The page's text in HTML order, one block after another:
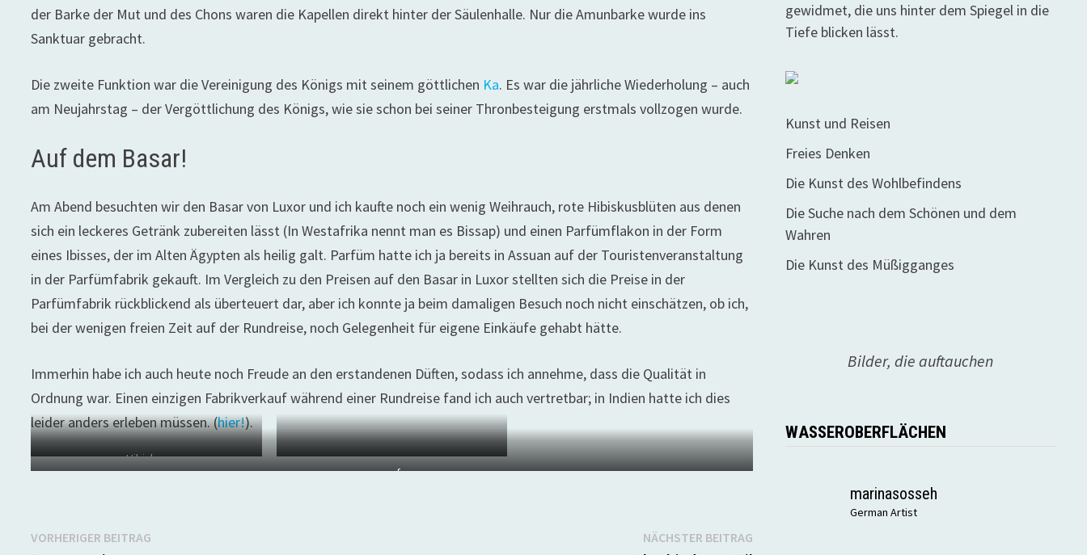
der Barke der Mut und des Chons waren die Kapellen direkt hinter der Säulenhalle. Nur die Amunbarke wurde ins
Sanktuar gebracht.
Die zweite Funktion war die Vereinigung des Königs mit seinem göttlichen Ka. Es war die jährliche Wiederholung – auch
am Neujahrstag – der Vergöttlichung des Königs, wie sie schon bei seiner Thronbesteigung erstmals vollzogen wurde.
Auf dem Basar!
Am Abend besuchten wir den Basar von Luxor und ich kaufte noch ein wenig Weihrauch, rote Hibiskusblüten aus denen
sich ein leckeres Getränk zubereiten lässt (In Westafrika nennt man es Bissap) und einen Parfümflakon in der Form
eines Ibisses, der im Alten Ägypten als heilig galt. Parfüm hatte ich ja bereits in Assuan auf der Touristenveranstaltung
in der Parfümfabrik gekauft. Im Vergleich zu den Preisen auf den Basar in Luxor stellten sich die Preise in der
Parfümfabrik rückblickend als überteuert dar, aber ich konnte ja beim damaligen Besuch noch nicht einschätzen, ob ich,
bei der wenigen freien Zeit auf der Rundreise, noch Gelegenheit für eigene Einkäufe gehabt hätte.
Immerhin habe ich auch heute noch Freude an den erstandenen Düften, sodass ich annehme, dass die Qualität in
Ordnung war. Einen einzigen Fabrikverkauf während einer Rundreise fand ich auch vertretbar; in Indien hatte ich dies
leider anders erleben müssen. (hier!).
Hibiskus
cof
Beitragsnavigation
VORHERIGER BEITRAG NÄCHSTER BEITRAGNächster
gewidmet, die uns hinter dem Spiegel in die
Tiefe blicken lässt.
Kunst und Reisen
Freies Denken
Die Kunst des Wohlbefindens
Die Suche nach dem Schönen und dem
Wahren
Die Kunst des Müßigganges
Bilder, die auftauchen
WASSEROBERFLÄCHEN
marinasosseh
German Artist